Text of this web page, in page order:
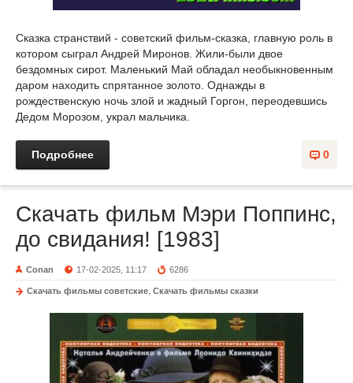
Сказка странствий - советский фильм-сказка, главную роль в
котором сыграл Андрей Миронов. Жили-были двое
бездомных сирот. Маленький Май обладал необыкновенным
даром находить спрятанное золото. Однажды в
рождественскую ночь злой и жадный Горгон, переодевшись
Дедом Морозом, украл мальчика.
0
Подробнее
Скачать фильм Мэри Поппинс,
до свидания! [1983]
Conan 17-02-2025, 11:17 6286
Скачать фильмы советские Скачать фильмы сказки